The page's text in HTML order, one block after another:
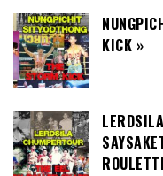
KICK »